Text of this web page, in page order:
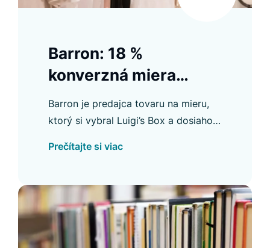
Barron: 18 %
konverzná miera
Product Listingu
Barron je predajca tovaru na mieru,
ktorý si vybral Luigi’s Box a dosiahol
takmer 18 % a ďalšie dôležité
Prečítajte si viac